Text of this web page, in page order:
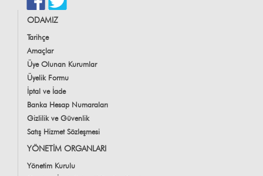
ODAMIZ
Tarihçe
Amaçlar
Üye Olunan Kurumlar
Üyelik Formu
İptal ve İade
Banka Hesap Numaraları
Gizlilik ve Güvenlik
Satış Hizmet Sözleşmesi
YÖNETİM ORGANLARI
Yönetim Kurulu